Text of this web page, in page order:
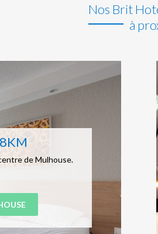
Nos Brit
à
de Mulhouse.